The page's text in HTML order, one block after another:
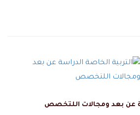
عن بعد ومجالات اللتخصص